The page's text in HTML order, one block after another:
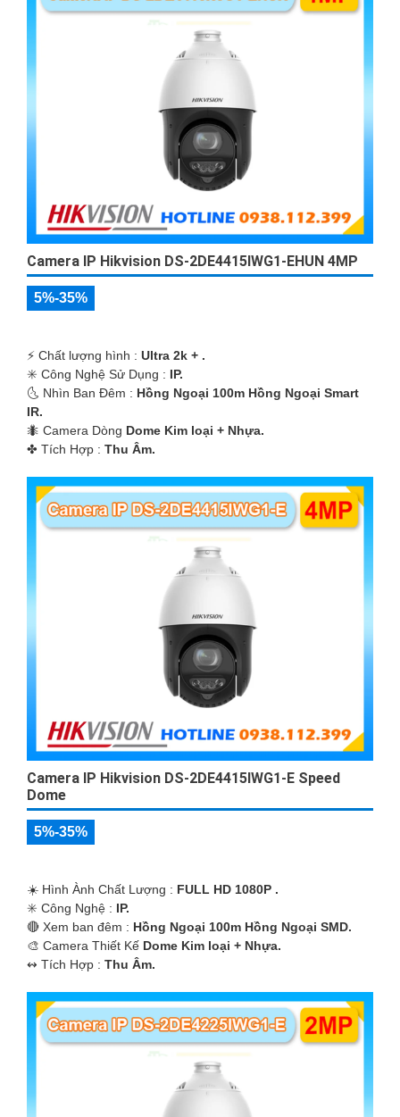
Camera IP Hikvision DS-2DE4415IWG1-EHUN 4MP
5%-35%
️⚡ Chất lượng hình : Ultra 2k + .
✳️ Công Nghệ Sử Dụng : IP.
🌜 Nhìn Ban Đêm : Hồng Ngoại 100m Hồng Ngoại Smart
IR.
🐜 Camera Dòng Dome Kim loại + Nhựa.
️✤ Tích Hợp : Thu Âm.
Camera IP Hikvision DS-2DE4415IWG1-E Speed
Dome
5%-35%
☀️ Hình Ành Chất Lượng : FULL HD 1080P .
✳️ Công Nghệ : IP.
🔴 Xem ban đêm : Hồng Ngoại 100m Hồng Ngoại SMD.
🎨 Camera Thiết Kế Dome Kim loại + Nhựa.
️↭ Tích Hợp : Thu Âm.